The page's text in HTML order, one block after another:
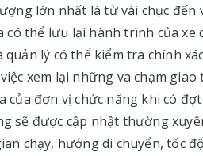
lớn nhất là từ vài chục
có thể lưu lại hành trình của
quản lý có thể kiểm tra chính
xem lại những va chạm
của đơn vị chức năng khi có
sẽ được cập nhật thường
chạy, hướng di chuyển, tốc